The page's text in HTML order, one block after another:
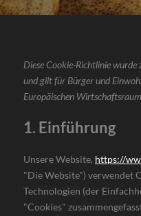
Diese Cookie-Richtlinie
und gilt für Bürger und
Europäischen
1. Einführung
Unsere Website, https://
"Die Website") verwendet
Technologien (der
"Cookies"